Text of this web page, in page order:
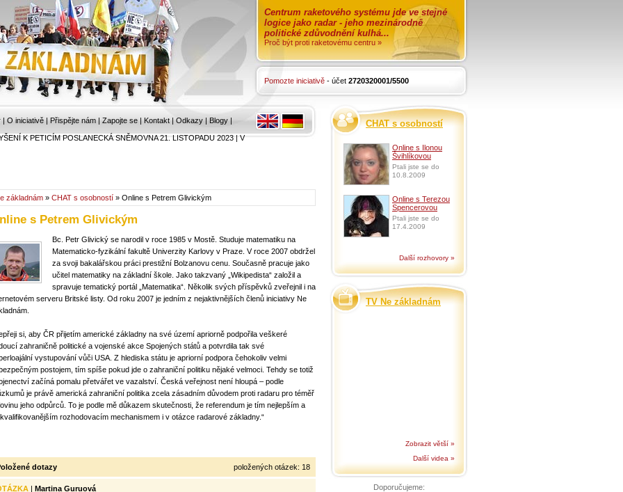
Centrum raketového systému jde ve stejné
logice jako radar - jeho mezinárodně
politické zdůvodnění kulhá...
Proč být proti raketovému centru »
Pomozte iniciativě - účet 2720320001/5500
| O iniciativě | Přispějte nám | Zapojte se | Kontakt | Odkazy | Blogy |
K PETICÍM POSLANECKÁ SNĚMOVNA 21. LISTOPADU 2023|V
základnám » CHAT s osobností » Online s Petrem Glivickým
s Petrem Glivickým
Bc. Petr Glivický se narodil v roce 1985 v Mostě. Studuje matematiku na
Matematicko-fyzikální fakultě Univerzity Karlovy v Praze. V roce 2007 obdržel
za svoji bakalářskou práci prestižní Bolzanovu cenu. Současně pracuje jako
učitel matematiky na základní škole. Jako takzvaný „Wikipedista“ založil a
spravuje tematický portál „Matematika“. Několik svých příspěvků zveřejnil i na
serveru Britské listy. Od roku 2007 je jedním z nejaktivnějších členů iniciativy Ne
si, aby ČR přijetím americké základny na své území apriorně podpořila veškeré
zahraničně politické a vojenské akce Spojených států a potvrdila tak své
vystupování vůči USA. Z hlediska státu je apriorní podpora čehokoliv velmi
postojem, tím spíše pokud jde o zahraniční politiku nějaké velmoci. Tehdy se totiž
začíná pomalu přetvářet ve vazalství. Česká veřejnost není hloupá – podle
je právě americká zahraniční politika zcela zásadním důvodem proti radaru pro téměř
jeho odpůrců. To je podle mě důkazem skutečnosti, že referendum je tím nejlepším a
rozhodovacím mechanismem i v otázce radarové základny.“
položených otázek: 18
dotazy
| Martina Guruová
CHAT s osobností
Online s Ilonou
Švihlíkovou
Ptali jste se do
10.8.2009
Online s Terezou
Spencerovou
Ptali jste se do
17.4.2009
Další rozhovory »
TV Ne základnám
Zobrazit větší »
Další videa »
Doporučujeme: